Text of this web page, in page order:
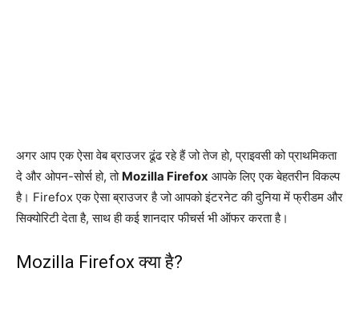
अगर आप एक ऐसा वेब ब्राउजर ढूंढ रहे हैं जो तेज हो, प्राइवसी को प्राथमिकता
दे और ओपन-सोर्स हो, तो Mozilla Firefox आपके लिए एक बेहतरीन विकल्प
है। Firefox एक ऐसा ब्राउजर है जो आपको इंटरनेट की दुनिया में फ्रीडम और
सिक्योरिटी देता है, साथ ही कई शानदार फीचर्स भी ऑफर करता है।
Mozilla Firefox क्या है?